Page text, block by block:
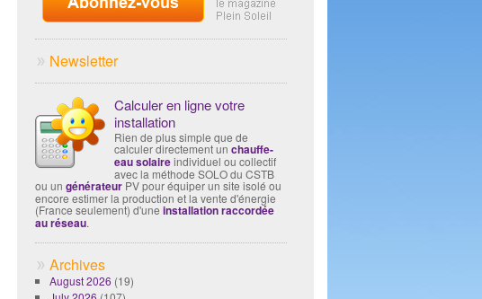
Newsletter
Calculer en ligne votre
installation
Rien de plus simple que de
calculer directement un chauffe-
eau solaireindividuel ou collectif
avec la méthode SOLO du CSTB
ou un générateur PV pour équiper un site isolé ou
encore estimer la production et la vente d'énergie
(France seulement) d'une installation raccordée
au réseau.
Archives
August 2026 (19)